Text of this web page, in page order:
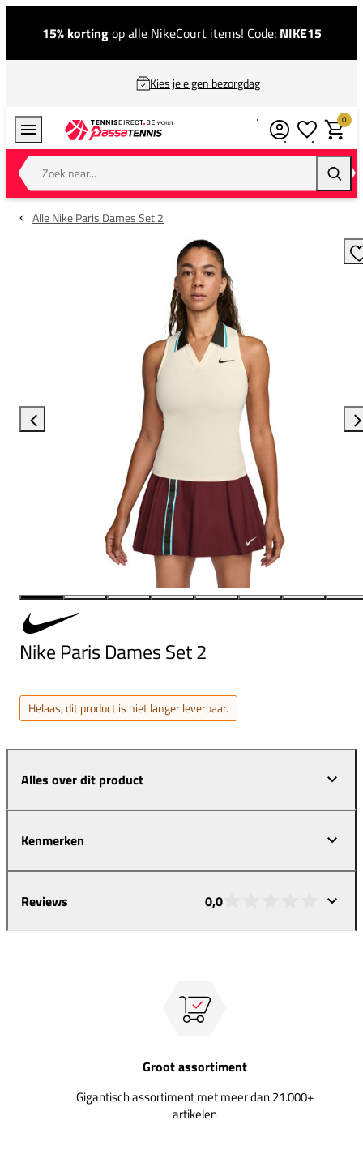
15% kortingop alle NikeCourt items! Code: NIKE15
Kies je eigen bezorgdag
Zoek naar...
0
Alle Nike Paris Dames Set 2
Nike Paris Dames Set 2
Helaas, dit product is niet langer leverbaar.
Alles over dit product
Kenmerken
Reviews 0,0
Groot assortiment
Gigantisch assortiment met meer dan 21.000+
artikelen